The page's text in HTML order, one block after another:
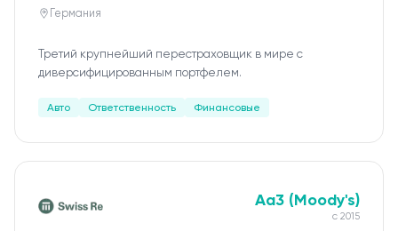
Германия
Третий крупнейший перестраховщик в мире с
диверсифицированным портфелем.
Авто Ответственность Финансовые
Aa3 (Moody's)
с 2015